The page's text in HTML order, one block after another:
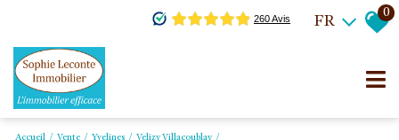
FR
0
Accueil Vente Yvelines
Velizy Villacoublay